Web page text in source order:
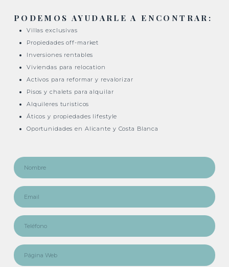
PODEMOS AYUDARLE A ENCONTRAR:
Villas exclusivas
Propiedades off-market
Inversiones rentables
Viviendas para relocation
Activos para reformar y revalorizar
Pisos y chalets para alquilar
Alquileres turisticos
Áticos y propiedades lifestyle
Oportunidades en Alicante y Costa Blanca